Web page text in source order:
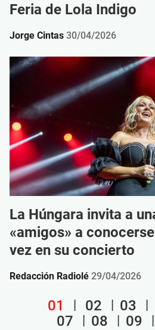
Feria de Lola Indigo
Jorge Cintas 30/04/2026
La Húngara invita a
«amigos» a
vez en su concierto
Redacción Radiolé 29/04/2026
01 02 03
07
08 09